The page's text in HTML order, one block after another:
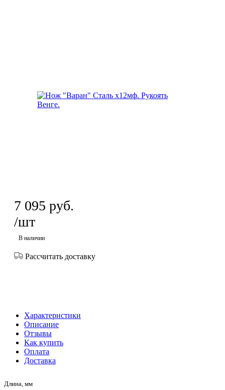
7 095 руб.
/шт
В наличии
Рассчитать доставку
Характеристики
Описание
Отзывы
Как купить
Оплата
Доставка
Длина, мм